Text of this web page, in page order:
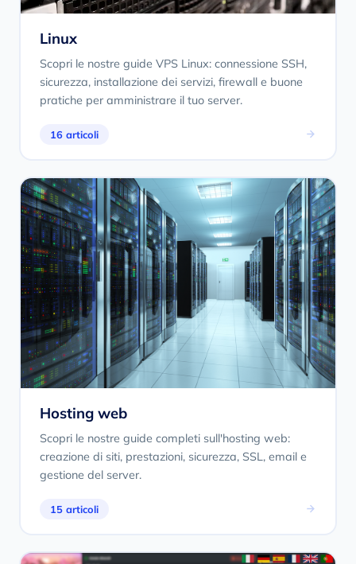
Linux
Scopri le nostre guide VPS Linux: connessione SSH,
sicurezza, installazione dei servizi, firewall e buone
pratiche per amministrare il tuo server.
16 articoli
Hosting web
Scopri le nostre guide completi sull'hosting web:
creazione di siti, prestazioni, sicurezza, SSL, email e
gestione del server.
15 articoli